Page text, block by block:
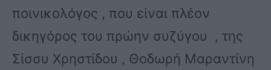
ποινικολόγος , που είναι πλέον
δικηγόρος του πρώην συζύγου , της
Σίσσυ Χρηστίδου , Θοδωρή Μαραντίνη